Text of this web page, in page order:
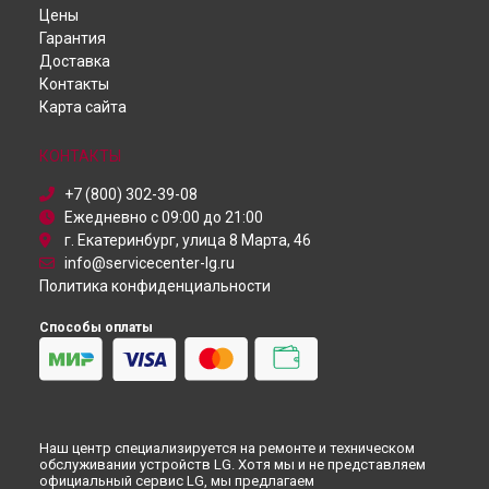
Ремонт домашнего кинотеатра BH7530TB LG в
Ремонт домашнего кинотеатра BH7530TB LG в
Ремонт домашнего кинотеатра BH7530TB LG в
Ремонт домашнего кинотеатра BH7530TB LG в
Красноярске
Ремонт домашнего кинотеатра BH7530TB LG в
Ремонт домашнего кинотеатра BH7530TB LG в
Ремонт домашнего кинотеатра BH7530TB LG в
Ремонт домашнего кинотеатра BH7530TB LG в
Петербурге
Робот-пылесос
Пылесос
Проектор
Посудомоечная машина
Монитор
Кондиционер
Цены
Гарантия
Доставка
Контакты
Карта сайта
КОНТАКТЫ
+7 (800) 302-39-08
Ежедневно с 09:00 до 21:00
г. Екатеринбург, улица 8 Марта, 46
info@servicecenter-lg.ru
Политика конфиденциальности
Способы оплаты
Наш центр специализируется на ремонте и техническом
обслуживании устройств LG. Хотя мы и не представляем
официальный сервис LG, мы предлагаем